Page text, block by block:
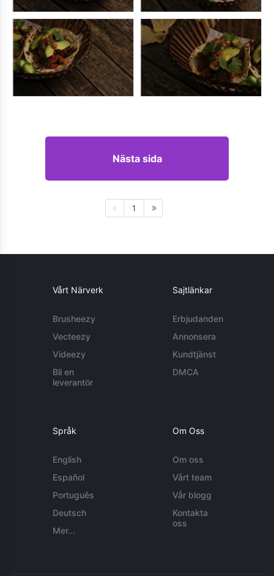
Nästa sida
1
Vårt Närverk
Brusheezy
Vecteezy
Videezy
Bli en
leverantör
Sajtlänkar
Erbjudanden
Annonsera
Kundtjänst
DMCA
Språk
English
Español
Português
Deutsch
Mer...
Om Oss
Om oss
Vårt team
Vår blogg
Kontakta
oss